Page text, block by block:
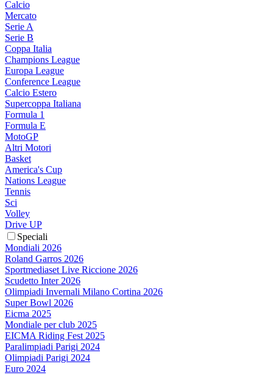
Calcio
Mercato
Serie A
Serie B
Coppa Italia
Champions League
Europa League
Conference League
Calcio Estero
Supercoppa Italiana
Formula 1
Formula E
MotoGP
Altri Motori
Basket
America's Cup
Nations League
Tennis
Sci
Volley
Drive UP
Speciali
Mondiali 2026
Roland Garros 2026
Sportmediaset Live Riccione 2026
Scudetto Inter 2026
Olimpiadi Invernali Milano Cortina 2026
Super Bowl 2026
Eicma 2025
Mondiale per club 2025
EICMA Riding Fest 2025
Paralimpiadi Parigi 2024
Olimpiadi Parigi 2024
Euro 2024